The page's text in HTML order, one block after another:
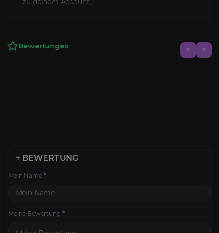
Bewertungen
+ BEWERTUNG
Mein Name *
Meine Bewertung *